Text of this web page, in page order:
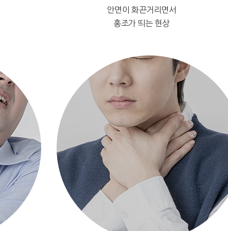
안면이 화끈거리면서
홍조가 띄는 현상